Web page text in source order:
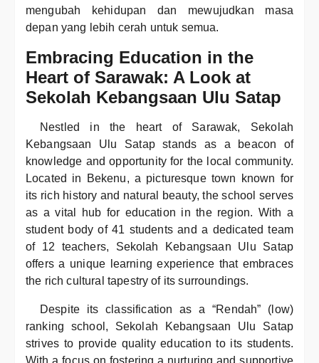
mengubah kehidupan dan mewujudkan masa
depan yang lebih cerah untuk semua.
Embracing Education in the
Heart of Sarawak: A Look at
Sekolah Kebangsaan Ulu Satap
Nestled in the heart of Sarawak, Sekolah
Kebangsaan Ulu Satap stands as a beacon of
knowledge and opportunity for the local community.
Located in Bekenu, a picturesque town known for
its rich history and natural beauty, the school serves
as a vital hub for education in the region. With a
student body of 41 students and a dedicated team
of 12 teachers, Sekolah Kebangsaan Ulu Satap
offers a unique learning experience that embraces
the rich cultural tapestry of its surroundings.
Despite its classification as a “Rendah” (low)
ranking school, Sekolah Kebangsaan Ulu Satap
strives to provide quality education to its students.
With a focus on fostering a nurturing and supportive